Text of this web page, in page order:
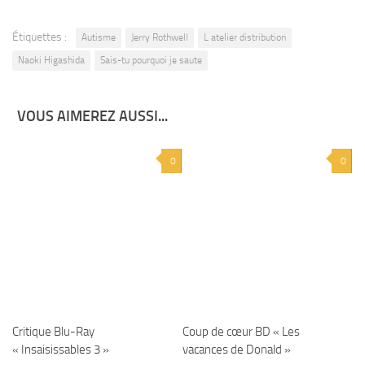
Étiquettes : Autisme Jerry Rothwell
L atelier distribution
Naoki Higashida
Sais-tu pourquoi je saute
VOUS AIMEREZ AUSSI...
0
Critique Blu-Ray
« Insaisissables 3 »
0
Coup de cœur BD « Les
vacances de Donald »